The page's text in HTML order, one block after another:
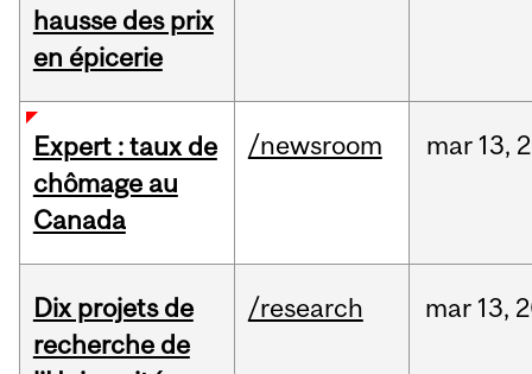
hausse des prix
en épicerie
Expert : taux de
chômage au
Canada
/newsroom mar 13,
Dix projets de
recherche de
/research mar 13,